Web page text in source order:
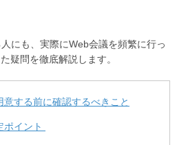
にも、実際にWeb会議を頻繁に行っ
疑問を徹底解説します。
する前に確認するべきこと
ポイント